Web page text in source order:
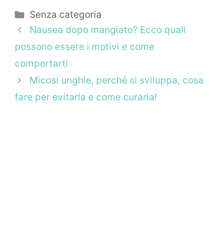
Categorie
Senza categoria
Nausea dopo mangiato? Ecco quali
possono essere i motivi e come
comportarti
Micosi unghie, perché si sviluppa, cosa
fare per evitarla e come curarla!